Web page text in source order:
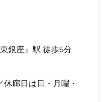
銀座』駅 徒歩5分
廊日は日・月曜・